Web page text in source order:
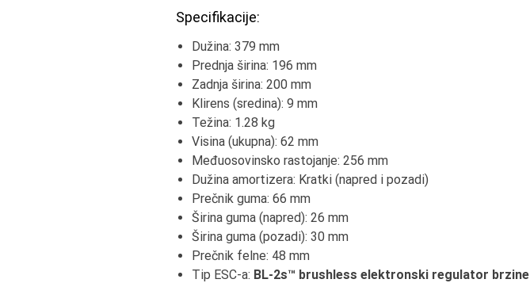
Specifikacije:
Dužina: 379 mm
Prednja širina: 196 mm
Zadnja širina: 200 mm
Klirens (sredina): 9 mm
Težina: 1.28 kg
Visina (ukupna): 62 mm
Međuosovinsko rastojanje: 256 mm
Dužina amortizera: Kratki (napred i pozadi)
Prečnik guma: 66 mm
Širina guma (napred): 26 mm
Širina guma (pozadi): 30 mm
Prečnik felne: 48 mm
Tip ESC-a: BL-2s™ brushless elektronski regulator brzine